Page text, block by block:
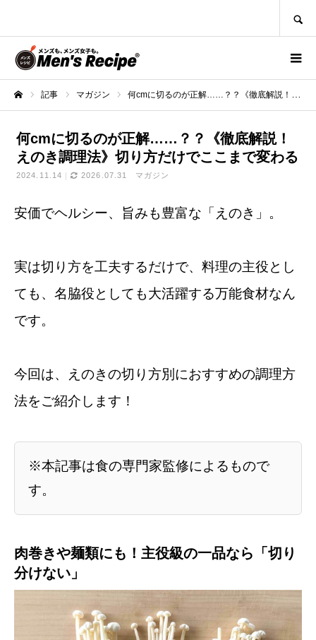
記事 マガジン 何cmに切るのが正解……？？《徹底解説！えのき調理法》切り方だけでここまで変わる
何cmに切るのが正解……？？《徹底解説！
えのき調理法》切り方だけでここまで変わる
2024.11.14 2026.07.31 マガジン
安価でヘルシー、旨みも豊富な「えのき」。
実は切り方を工夫するだけで、料理の主役とし
ても、名脇役としても大活躍する万能食材なん
です。
今回は、えのきの切り方別におすすめの調理方
法をご紹介します！
※本記事は食の専門家監修によるもので
す。
肉巻きや麺類にも！主役級の一品なら「切り
分けない」